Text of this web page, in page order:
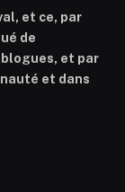
et ce, par
de
et par
et dans